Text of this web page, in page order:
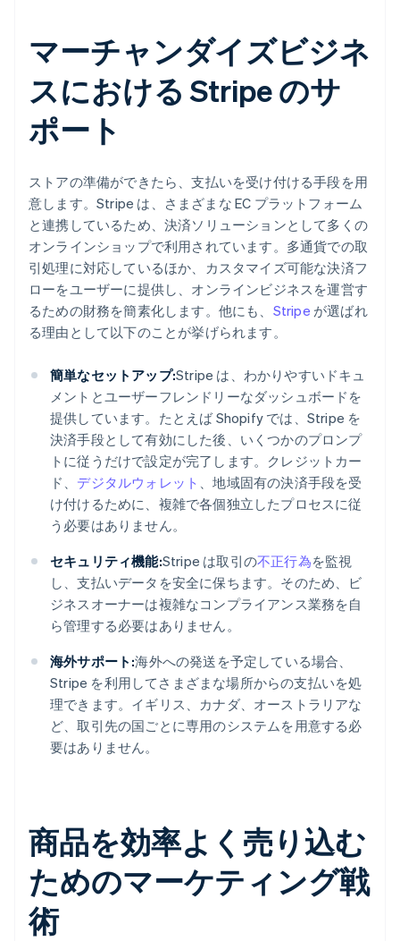
マーチャンダイズビジネ
スにおける Stripe のサ
ポート
ストアの準備ができたら、支払いを受け付ける手段を用
意します。Stripe は、さまざまな EC プラットフォーム
と連携しているため、決済ソリューションとして多くの
オンラインショップで利用されています。多通貨での取
引処理に対応しているほか、カスタマイズ可能な決済フ
ローをユーザーに提供し、オンラインビジネスを運営す
るための財務を簡素化します。他にも、 Stripe が選ばれ
る理由として以下のことが挙げられます。
簡単なセットアップ:Stripe は、わかりやすいドキュ
メントとユーザーフレンドリーなダッシュボードを
提供しています。たとえば Shopify では、Stripe を
決済手段として有効にした後、いくつかのプロンプ
トに従うだけで設定が完了します。クレジットカー
ド、 デジタルウォレット 、地域固有の決済手段を受
け付けるために、複雑で各個独立したプロセスに従
う必要はありません。
セキュリティ機能:Stripe は取引の不正行為を監視
し、支払いデータを安全に保ちます。そのため、ビ
ジネスオーナーは複雑なコンプライアンス業務を自
ら管理する必要はありません。
海外サポート:海外への発送を予定している場合、
Stripe を利用してさまざまな場所からの支払いを処
理できます。イギリス、カナダ、オーストラリアな
ど、取引先の国ごとに専用のシステムを用意する必
要はありません。
商品を効率よく売り込む
ためのマーケティング戦
術